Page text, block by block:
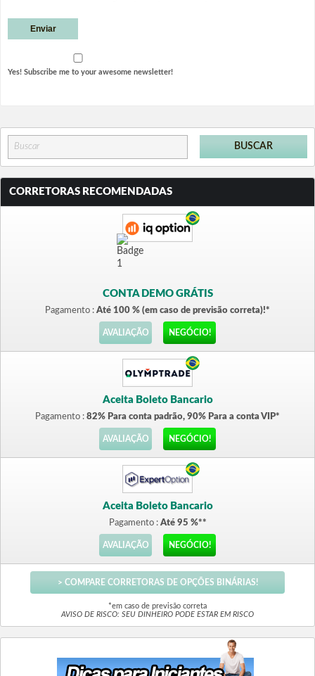
Yes! Subscribe me to your awesome newsletter!
CORRETORAS RECOMENDADAS
CONTA DEMO GRÁTIS
Pagamento : Até 100 % (em caso de previsão correta)!*
AVALIAÇÃO NEGÓCIO!
Aceita Boleto Bancario
Pagamento : 82% Para conta padrão, 90% Para a conta VIP*
AVALIAÇÃO NEGÓCIO!
Aceita Boleto Bancario
Pagamento : Até 95 %**
AVALIAÇÃO NEGÓCIO!
> COMPARE CORRETORAS DE OPÇÕES BINÁRIAS!
*em caso de previsão correta
AVISO DE RISCO: SEU DINHEIRO PODE ESTAR EM RISCO